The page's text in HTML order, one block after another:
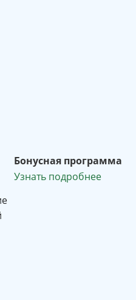
Бонусная программа
Узнать подробнее